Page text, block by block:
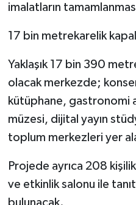
imalatların
17 bin metrekarelik
Yaklaşık 17 bin 390
olacak merkezde;
kütüphane, gastronomi
müzesi, dijital yayın
toplum merkezleri yer
Projede ayrıca 208
ve etkinlik salonu ile
bulunacak.